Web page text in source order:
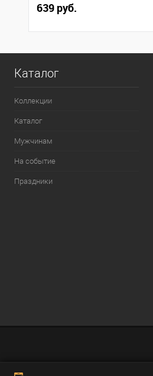
639 руб.
Каталог
Коллекции
Каталог
Мужчинам
На событие
Праздники